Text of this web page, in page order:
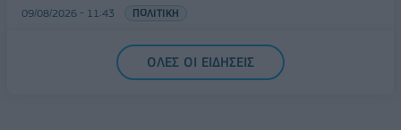
09/08/2026 - 11:43 ΠΟΛΙΤΙΚΗ
Υπ. Μεταφορών: Οριστική λύση στο ζήτημα των
πινακίδων κυκλοφορίας - Τέλος στις χρονοβόρες
ΟΛΕΣ ΟΙ ΕΙΔΗΣΕΙΣ